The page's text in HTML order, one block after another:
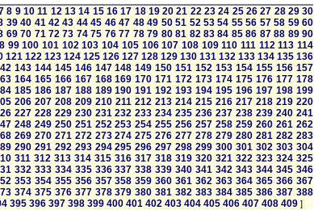
8 9 10 11 12 13 14 15 16 17 18 19 20 21 22 23 24 25 26 27 28 29 30
39 40 41 42 43 44 45 46 47 48 49 50 51 52 53 54 55 56 57 58 59 60
69 70 71 72 73 74 75 76 77 78 79 80 81 82 83 84 85 86 87 88 89 90
99 100 101 102 103 104 105 106 107 108 109 110 111 112 113 114
121 122 123 124 125 126 127 128 129 130 131 132 133 134 135 136
143 144 145 146 147 148 149 150 151 152 153 154 155 156 157
164 165 166 167 168 169 170 171 172 173 174 175 176 177 178
185 186 187 188 189 190 191 192 193 194 195 196 197 198 199
206 207 208 209 210 211 212 213 214 215 216 217 218 219 220
227 228 229 230 231 232 233 234 235 236 237 238 239 240 241
248 249 250 251 252 253 254 255 256 257 258 259 260 261 262
269 270 271 272 273 274 275 276 277 278 279 280 281 282 283
290 291 292 293 294 295 296 297 298 299 300 301 302 303 304
311 312 313 314 315 316 317 318 319 320 321 322 323 324 325
332 333 334 335 336 337 338 339 340 341 342 343 344 345 346
353 354 355 356 357 358 359 360 361 362 363 364 365 366 367
374 375 376 377 378 379 380 381 382 383 384 385 386 387 388
395 396 397 398 399 400 401 402 403 404 405 406 407 408 409 ]